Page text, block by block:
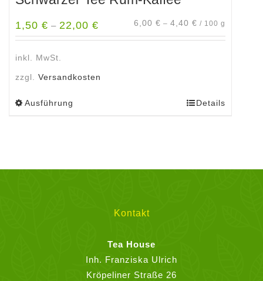
1,50 € – 22,00 € 6,00 € – 4,40 € / 100 g
inkl. MwSt.
zzgl. Versandkosten
Ausführung
der
Produktseite
Details
Kontakt
Tea House
Inh. Franziska Ulrich
Kröpeliner Straße 26